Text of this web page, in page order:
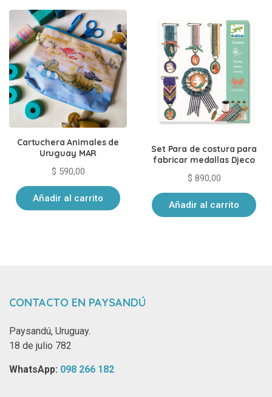
Cartuchera Animales de
Uruguay MAR
$ 590,00
Añadir al carrito
Set Para de costura para
fabricar medallas Djeco
$ 890,00
Añadir al carrito
CONTACTO EN PAYSANDÚ
Paysandú, Uruguay.
18 de julio 782
WhatsApp: ‪ 098 266 182‬